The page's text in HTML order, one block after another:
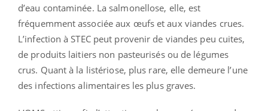
d’eau contaminée. La salmonellose, elle, est
fréquemment associée aux œufs et aux viandes crues.
L’infection à STEC peut provenir de viandes peu cuites,
de produits laitiers non pasteurisés ou de légumes
crus. Quant à la listériose, plus rare, elle demeure l’une
des infections alimentaires les plus graves.